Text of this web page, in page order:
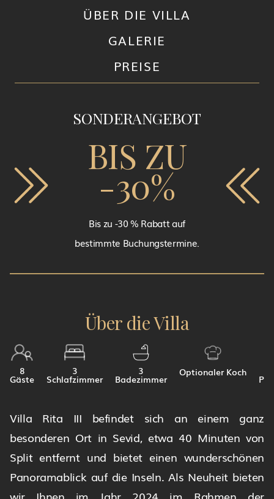
ÜBER DIE VILLA
GALERIE
PREISE
SONDERANGEBOT
BIS ZU
-30%
Bis zu -30 % Rabatt auf
bestimmte Buchungstermine.
Über die Villa
8
Gäste
3
Schlafzimmer
3
Badezimmer
Optionaler Koch
Villa Rita III befindet sich an einem ganz
besonderen Ort in Sevid, etwa 40 Minuten von
Split entfernt und bietet einen wunderschönen
Panoramablick auf die Inseln. Als Neuheit bieten